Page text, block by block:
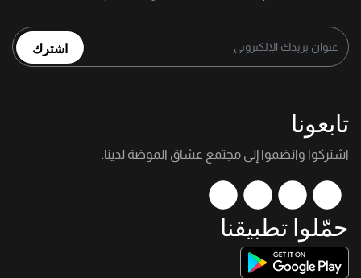
اشترك
تابعونا
اشتركوا وانضموا إلى مجتمع عشاق الموضة لدينا.
حمّلوا تطبيقنا